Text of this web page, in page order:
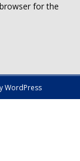
for the
WordPress